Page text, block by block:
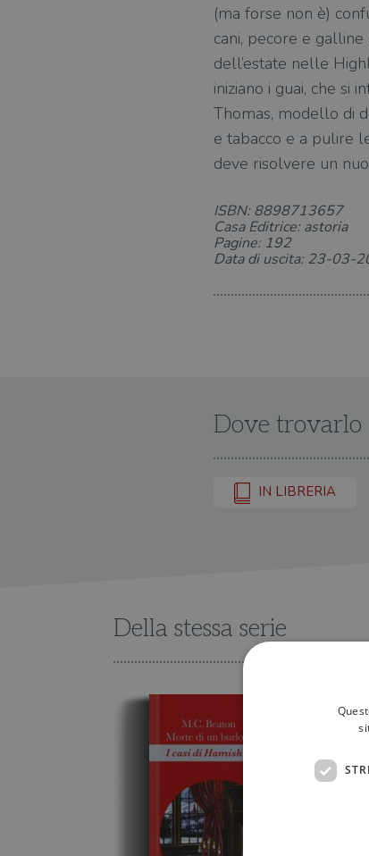
(ma forse non è)
cani, pecore e
dell’estate nelle
iniziano i guai, che si
Thomas, modello di
e tabacco e a pulire
deve risolvere un
ISBN: 8898713657
Casa Editrice: astoria
Pagine: 192
Data di uscita: 23-03-
Dove trovarlo
IN LIBRERIA
Della stessa serie